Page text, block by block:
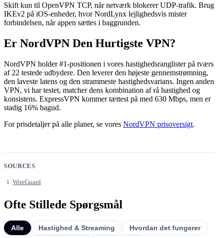
Skift kun til OpenVPN TCP, når netværk blokerer UDP-trafik. Brug
IKEv2 på iOS-enheder, hvor NordLynx lejlighedsvis mister
forbindelsen, når appen sættes i baggrunden.
Er NordVPN Den Hurtigste VPN?
NordVPN holder #1-positionen i vores hastighedsranglister på tværs
af 22 testede udbydere. Den leverer den højeste gennemstrømning,
den laveste latens og den strammeste hastighedsvarians. Ingen anden
VPN, vi har testet, matcher dens kombination af rå hastighed og
konsistens. ExpressVPN kommer tættest på med 630 Mbps, men er
stadig 16% bagud.
For prisdetaljer på alle planer, se vores NordVPN prisoversigt.
SOURCES
WireGuard
Ofte Stillede Spørgsmål
Alle Hastighed & Streaming
Hvordan det fungerer